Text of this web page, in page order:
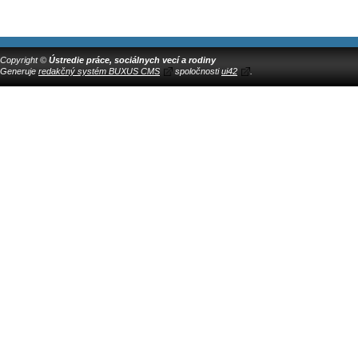
Copyright © Ústredie práce, sociálnych vecí a rodiny
Generuje redakčný systém BUXUS CMS spoločnostiui42